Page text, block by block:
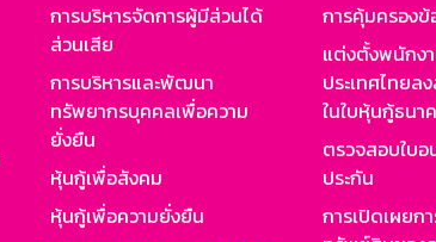
การบริหารจัดการผู้มีส่วนได้
ส่วนเสีย
การบริหารและพัฒนา
ทรัพยากรบุคคลเพื่อความ
ยั่งยืน
หุ้นกู้เพื่อสังคม
หุ้นกู้เพื่อความยั่งยืน
การคุ้มครอง
แต่งตั้งพนักง
ประเทศไทยล
ในใบหุ้นกู้ธนา
ตรวจสอบใบ
ประกัน
การเปิดเผยก